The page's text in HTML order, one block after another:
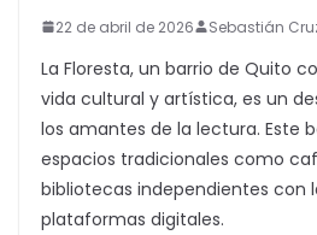
22 de abril de 2026 Sebastián
La Floresta, un barrio de Quito
vida cultural y artística, es un
los amantes de la lectura. Este
espacios tradicionales como
bibliotecas independientes con
plataformas digitales.